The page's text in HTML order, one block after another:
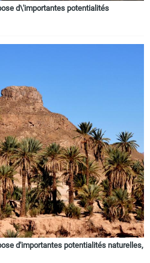
d\'importantes potentialités
d'importantes potentialités naturelles,